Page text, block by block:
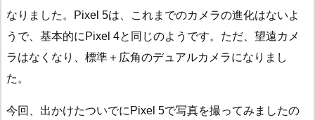
なりました。Pixel 5は、これまでのカメラの進化はないよ
うで、基本的にPixel 4と同じのようです。ただ、望遠カメ
ラはなくなり、標準＋広角のデュアルカメラになりまし
た。
今回、出かけたついでにPixel 5で写真を撮ってみましたの